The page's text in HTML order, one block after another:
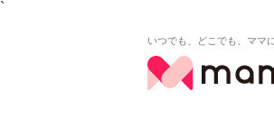
`
いつでも、どこでも、ママ